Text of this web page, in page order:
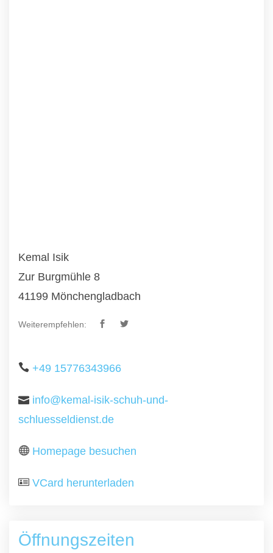
Kemal Isik
Zur Burgmühle 8
41199 Mönchengladbach
Weiterempfehlen:
+49 15776343966
info@kemal-isik-schuh-und-
schluesseldienst.de
Homepage besuchen
VCard herunterladen
Öffnungszeiten